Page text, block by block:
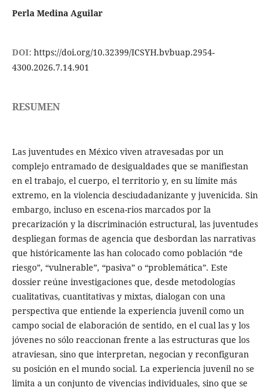
Perla Medina Aguilar
DOI: https://doi.org/10.32399/ICSYH.bvbuap.2954-
4300.2026.7.14.901
RESUMEN
Las juventudes en México viven atravesadas por un
complejo entramado de desigualdades que se manifiestan
en el trabajo, el cuerpo, el territorio y, en su límite más
extremo, en la violencia desciudadanizante y juvenicida. Sin
embargo, incluso en escena-rios marcados por la
precarización y la discriminación estructural, las juventudes
despliegan formas de agencia que desbordan las narrativas
que históricamente las han colocado como población “de
riesgo”, “vulnerable”, “pasiva” o “problemática”. Este
dossier reúne investigaciones que, desde metodologías
cualitativas, cuantitativas y mixtas, dialogan con una
perspectiva que entiende la experiencia juvenil como un
campo social de elaboración de sentido, en el cual las y los
jóvenes no sólo reaccionan frente a las estructuras que los
atraviesan, sino que interpretan, negocian y reconfiguran
su posición en el mundo social. La experiencia juvenil no se
limita a un conjunto de vivencias individuales, sino que se